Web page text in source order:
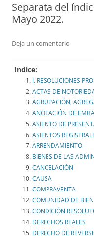
Separata del
Mayo 2022.
Deja un comentario
Indice:
I. RESOLUCIONES
ACTAS DE
AGRUPACIÓN,
ANOTACIÓN DE
ASIENTO DE
ASIENTOS
ARRENDAMIENTO
BIENES DE LAS
CANCELACIÓN
CAUSA
COMPRAVENTA
COMUNIDAD DE
CONDICIÓN
DERECHOS REALES
DERECHO DE